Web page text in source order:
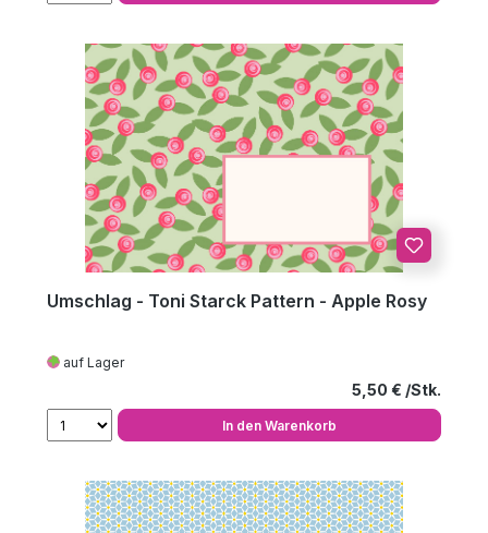
Umschlag - Toni Starck Pattern - Apple Rosy
auf Lager
Regulärer
5,50 €
In den Warenkorb